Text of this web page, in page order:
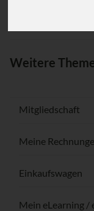
Weitere
Mitgliedschaft
Meine
Einkaufswagen
Mein eLearning /